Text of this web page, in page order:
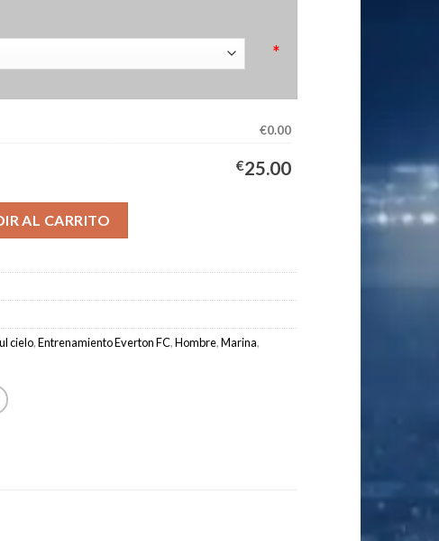
*
€0.00
€25.00
Hombre 2025/2026 Azul cantidad
AL CARRITO
cielo,Entrenamiento Everton FC,Hombre,Marina,